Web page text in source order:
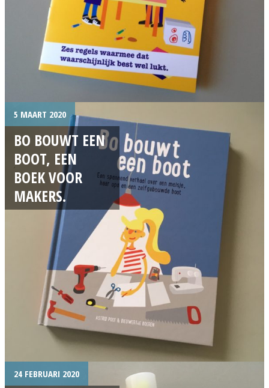
5 MAART 2020
BO BOUWT EEN
BOOT, EEN
BOEK VOOR
MAKERS.
24 FEBRUARI 2020